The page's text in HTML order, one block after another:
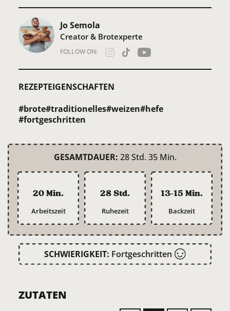
Jo Semola
Creator & Brotexperte
FOLLOW ON:
REZEPTEIGENSCHAFTEN
#brote#traditionelles#weizen#hefe
#fortgeschritten
GESAMTDAUER: 28 Std. 35 Min.
20 Min.
Arbeitszeit
28 Std.
Ruhezeit
13-15 Min.
Backzeit
SCHWIERIGKEIT: Fortgeschritten
ZUTATEN